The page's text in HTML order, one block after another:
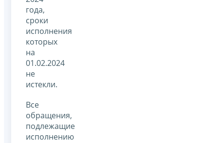
года,
сроки
исполнения
которых
на
01.02.2024
не
истекли.
Все
обращения,
подлежащие
исполнению